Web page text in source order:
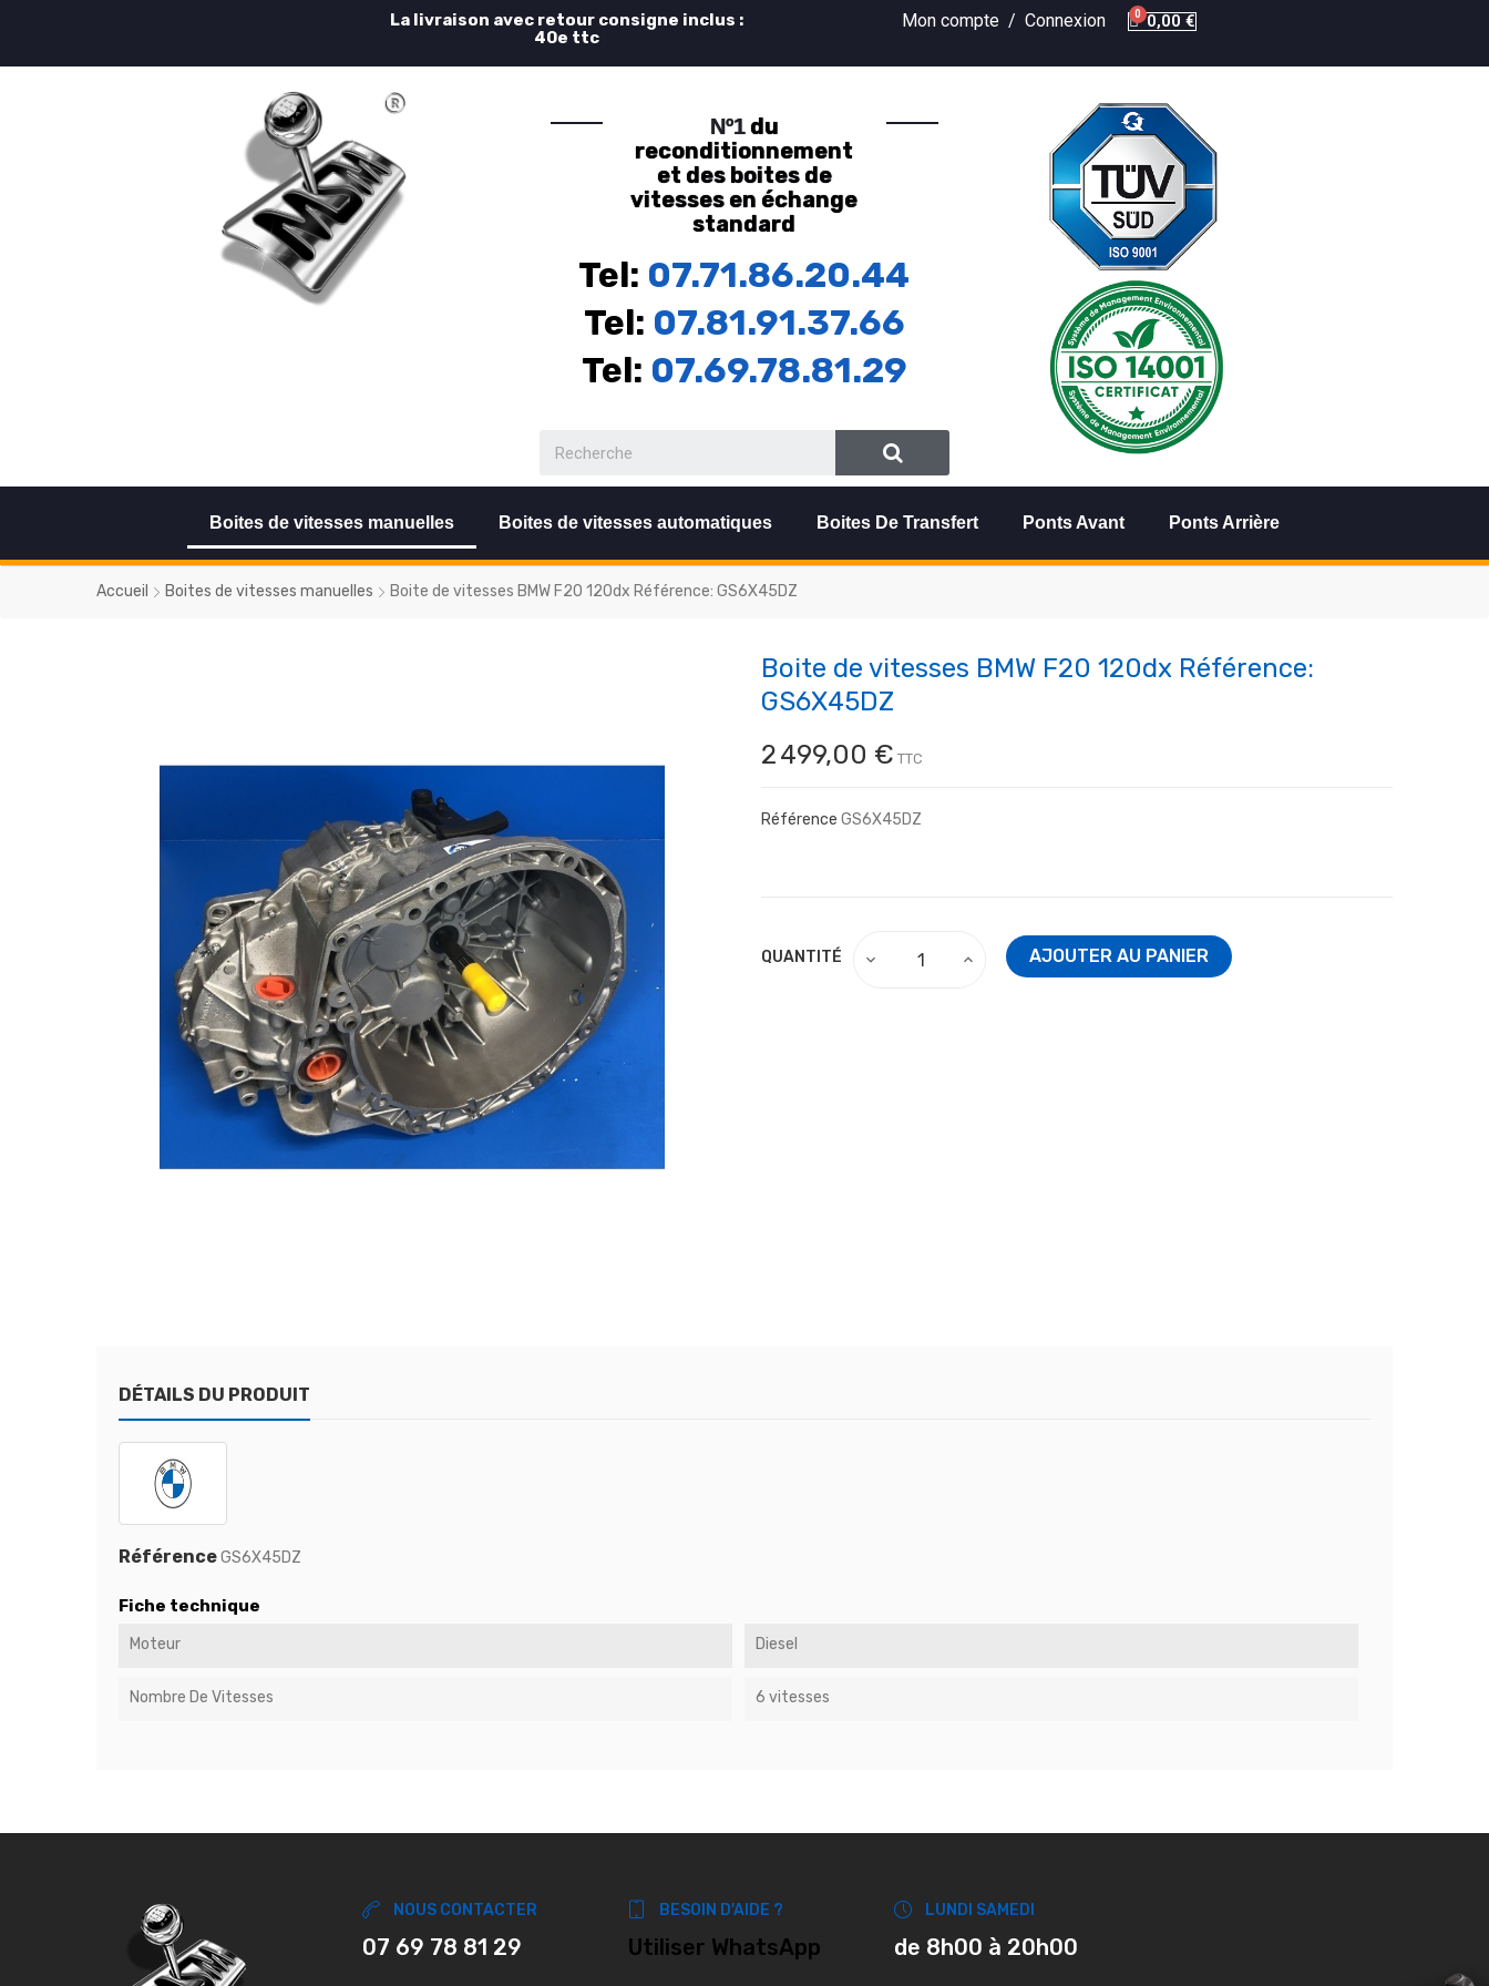
La livraison avec retour consigne inclus :
40e ttc
Mon compte / Connexion 0,00 €
Nº1du
reconditionnement
et des boites de
vitesses en échange
standard
Tel: 07.71.86.20.44
Tel: 07.81.91.37.66
Tel: 07.69.78.81.29
Boites de vitesses manuelles Boites de vitesses automatiques Boites De Transfert Ponts Avant Ponts Arrière
Accueil Boites de vitesses manuelles Boite de vitesses BMW F20 120dx Référence: GS6X45DZ
Boite de vitesses BMW F20 120dx Référence:
GS6X45DZ
2 499,00 € TTC
Référence GS6X45DZ
QUANTITÉ AJOUTER AU PANIER
DÉTAILS DU PRODUIT
RéférenceGS6X45DZ
Fiche technique
Moteur Diesel
Nombre De Vitesses 6 vitesses
NOUS CONTACTER
07 69 78 81 29
BESOIN D'AIDE ?
Utiliser WhatsApp
LUNDI SAMEDI
de 8h00 à 20h00